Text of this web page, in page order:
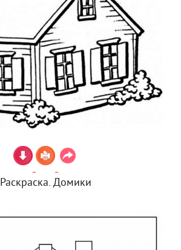
Раскраска. Домики